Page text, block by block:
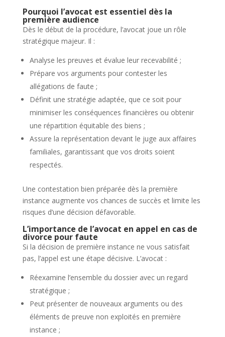
Pourquoi l’avocat est essentiel dès la
première audience
Dès le début de la procédure, l’avocat joue un rôle
stratégique majeur. Il :
Analyse les preuves et évalue leur recevabilité ;
Prépare vos arguments pour contester les
allégations de faute ;
Définit une stratégie adaptée, que ce soit pour
minimiser les conséquences financières ou obtenir
une répartition équitable des biens ;
Assure la représentation devant le juge aux affaires
familiales, garantissant que vos droits soient
respectés.
Une contestation bien préparée dès la première
instance augmente vos chances de succès et limite les
risques d’une décision défavorable.
L’importance de l’avocat en appel en cas de
divorce pour faute
Si la décision de première instance ne vous satisfait
pas, l’appel est une étape décisive. L’avocat :
Réexamine l’ensemble du dossier avec un regard
stratégique ;
Peut présenter de nouveaux arguments ou des
éléments de preuve non exploités en première
instance ;